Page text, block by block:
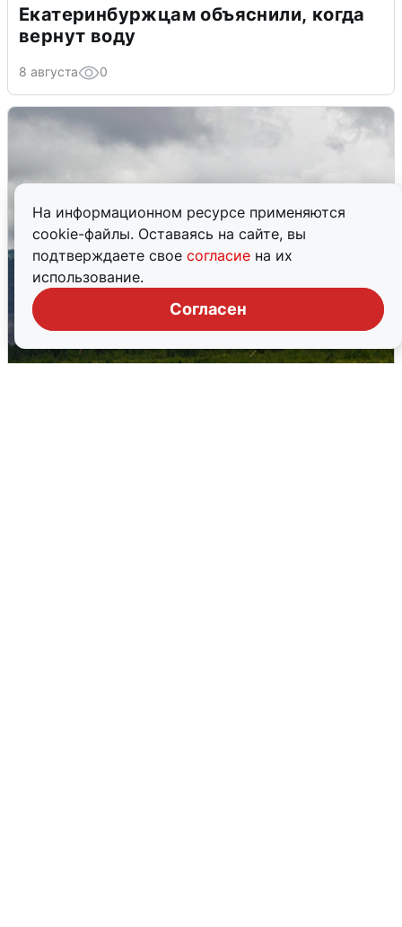
На информационном ресурсе применяются
cookie-файлы. Оставаясь на сайте, вы
подтверждаете свое согласие на их
использование.
Согласен
Екатеринбуржцам объяснили, когда
вернут воду
8 августа 0